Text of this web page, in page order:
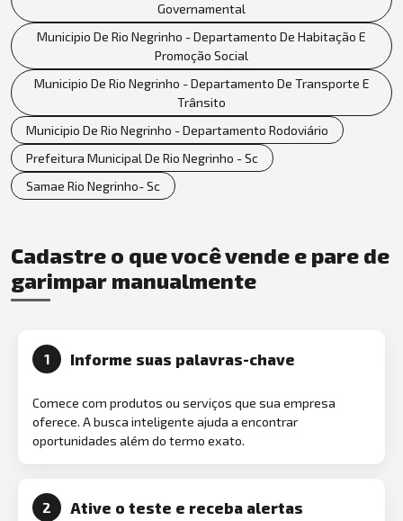
Governamental
Municipio De Rio Negrinho - Departamento De Habitação E
Promoção Social
Municipio De Rio Negrinho - Departamento De Transporte E
Trânsito
Municipio De Rio Negrinho - Departamento Rodoviário
Prefeitura Municipal De Rio Negrinho - Sc
Samae Rio Negrinho- Sc
Cadastre o que você vende e pare de
garimpar manualmente
1 Informe suas palavras-chave
Comece com produtos ou serviços que sua empresa
oferece. A busca inteligente ajuda a encontrar
oportunidades além do termo exato.
2 Ative o teste e receba alertas